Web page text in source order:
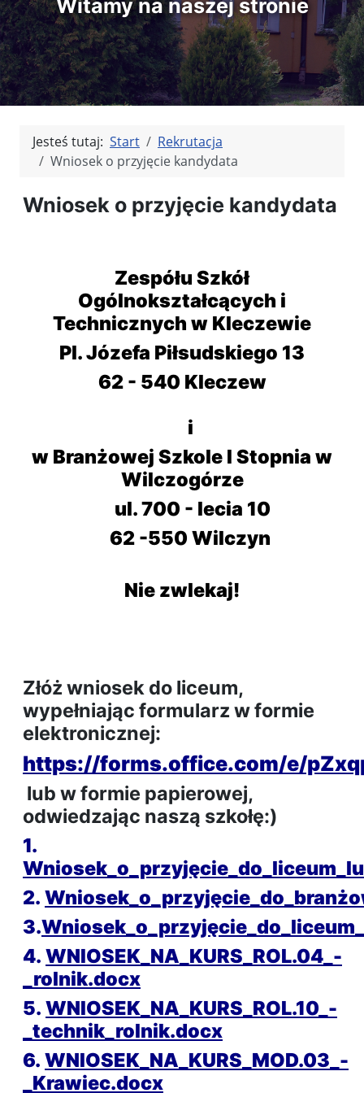
Witamy na naszej stronie
Jesteś tutaj: Start
Rekrutacja
Wniosek o przyjęcie kandydata
Wniosek o przyjęcie kandydata
Zespółu Szkół
Ogólnokształcących i
Technicznych w Kleczewie
Pl. Józefa Piłsudskiego 13
62 - 540 Kleczew
i
w Branżowej Szkole I Stopnia w
Wilczogórze
ul. 700 - lecia 10
62 -550 Wilczyn
Nie zwlekaj!
Złóż wniosek do liceum,
wypełniając formularz w formie
elektronicznej:
https://forms.office.com/e/
lub w formie papierowej,
odwiedzając naszą szkołę:)
1.
2.
3.
4. WNIOSEK_NA_KURS_ROL.04_-
_rolnik.docx
5. WNIOSEK_NA_KURS_ROL.10_-
_technik_rolnik.docx
6. WNIOSEK_NA_KURS_MOD.03_-
_Krawiec.docx